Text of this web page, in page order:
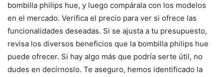
bombilla philips hue, y luego compárala con los modelos
en el mercado. Verifica el precio para ver si ofrece las
funcionalidades deseadas. Si se ajusta a tu presupuesto,
revisa los diversos beneficios que la bombilla philips hue
puede ofrecer. Si hay algo más que podría serte útil, no
dudes en decírnoslo. Te aseguro, hemos identificado la